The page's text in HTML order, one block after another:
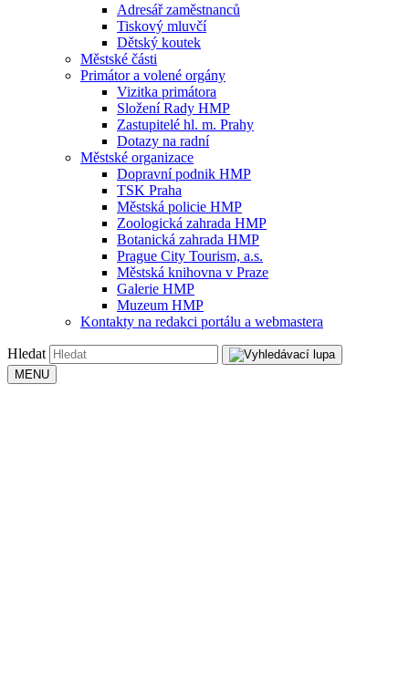
Adresář zaměstnanců
Tiskový mluvčí
Dětský koutek
Městské části
Primátor a volené orgány
Vizitka primátora
Složení Rady HMP
Zastupitelé hl. m. Prahy
Dotazy na radní
Městské organizace
Dopravní podnik HMP
TSK Praha
Městská policie HMP
Zoologická zahrada HMP
Botanická zahrada HMP
Prague City Tourism, a.s.
Městská knihovna v Praze
Galerie HMP
Muzeum HMP
Kontakty na redakci portálu a webmastera
Hledat
MENU